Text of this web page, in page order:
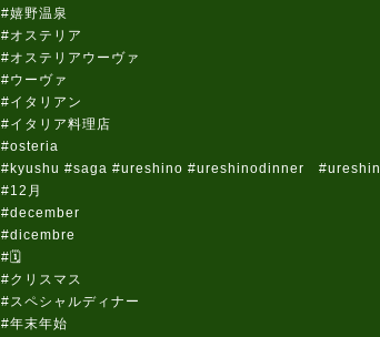
#嬉野温泉
#オステリア
#オステリアウーヴァ
#ウーヴァ
#イタリアン
#イタリア料理店
#osteria
#kyushu #saga #ureshino #ureshinodinner
#12月
#december
#dicembre
#🗓️
#クリスマス
#スペシャルディナー
#年末年始